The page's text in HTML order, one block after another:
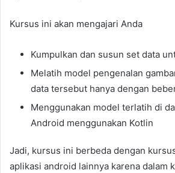
Kursus ini akan mengajari Anda
Kumpulkan dan susun set data
Melatih model pengenalan
data tersebut hanya dengan
Menggunakan model terlatih di
Android menggunakan Kotlin
Jadi, kursus ini berbeda dengan
aplikasi android lainnya karena dalam